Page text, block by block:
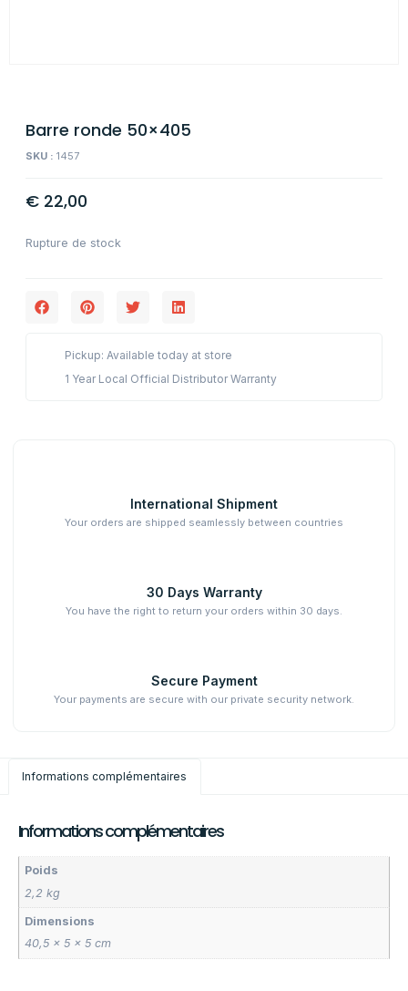
Barre ronde 50×405
SKU : 1457
€ 22,00
Rupture de stock
Pickup: Available today at store
1 Year Local Official Distributor Warranty
International Shipment
Your orders are shipped seamlessly between countries
30 Days Warranty
You have the right to return your orders within 30 days.
Secure Payment
Your payments are secure with our private security network.
Informations complémentaires
Informations complémentaires
Poids
2,2 kg
Dimensions
40,5 × 5 × 5 cm